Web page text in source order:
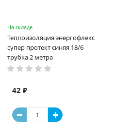
На складе
Теплоизоляция энергофлекс
супер протект синяя 18/6
трубка 2 метра
42 ₽